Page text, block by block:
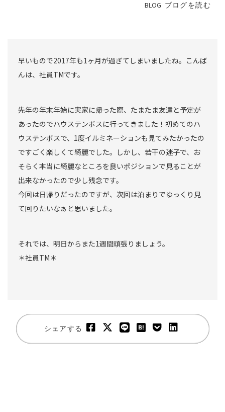
BLOG ブログを読む
早いもので2017年も1ヶ月が過ぎてしまいましたね。こんば
んは、社員TMです。
先年の年末年始に実家に帰った際、たまたま友達と予定が
あったのでハウステンボスに行ってきました！初めてのハ
ウステンボスで、1度イルミネーションも見てみたかったの
ですごく楽しくて綺麗でした。しかし、若干の迷子で、お
そらく本当に綺麗なところを良いポジションで見ることが
出来なかったので少し残念です。
今回は日帰りだったのですが、次回は泊まりでゆっくり見
て回りたいなぁと思いました。
それでは、明日からまた1週間頑張りましょう。
＊社員TM＊
シェアする